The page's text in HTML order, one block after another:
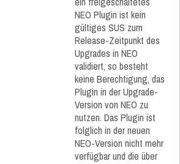
NEO Plugin ist kein
gültiges SUS zum
Release-Zeitpunkt des
Upgrades in NEO
validiert, so besteht
keine Berechtigung, das
Plugin in der Upgrade-
Version von NEO zu
nutzen. Das Plugin ist
folglich in der neuen
NEO-Version nicht mehr
verfügbar und die über